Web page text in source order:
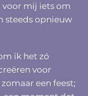
mij iets om
steeds opnieuw
ik het zó
voor
een feest;